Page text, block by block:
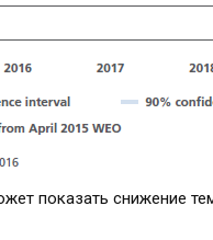
показать снижение